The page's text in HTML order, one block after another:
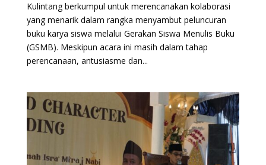
Kulintang berkumpul untuk merencanakan kolaborasi
yang menarik dalam rangka menyambut peluncuran
buku karya siswa melalui Gerakan Siswa Menulis Buku
(GSMB). Meskipun acara ini masih dalam tahap
perencanaan, antusiasme dan...